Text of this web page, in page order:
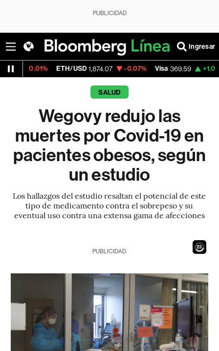
PUBLICIDAD
Ingresar
ETH/USD 1,874.07 -0.07% Visa 369.59 +1.07%
SALUD
Wegovy redujo las
muertes por Covid-19 en
pacientes obesos, según
un estudio
Los hallazgos del estudio resaltan el potencial de este
tipo de medicamento contra el sobrepeso y su
eventual uso contra una extensa gama de afecciones
21
PUBLICIDAD